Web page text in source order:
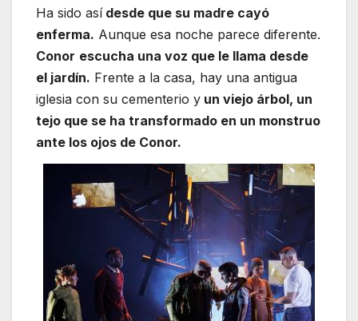
Ha sido asídesde que su madre cayó
enferma. Aunque esa noche parece diferente.
Conor escucha una voz que le llama desde
el jardín. Frente a la casa, hay una antigua
iglesia con su cementerio y un viejo árbol, un
tejo que se ha transformado en un monstruo
ante los ojos de Conor.